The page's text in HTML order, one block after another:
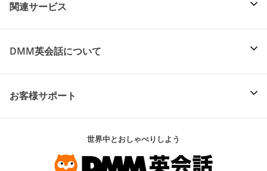
関連サービス
DMM英会話について
お客様サポート
世界中とおしゃべりしよう